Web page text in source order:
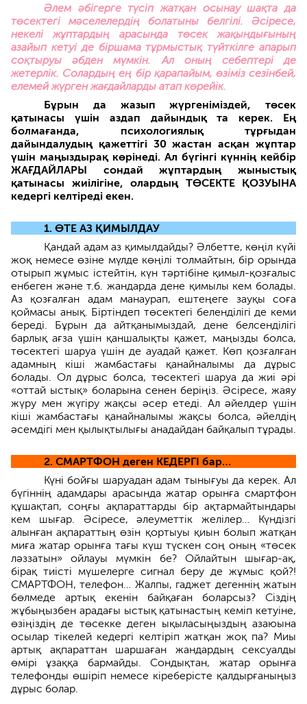
Әлем әбігерге түсіп жатқан осынау шақта да
төсектегі мәселелердің болатыны белгілі. Әсіресе,
некелі жұптардың арасында төсек жақындығының
азайып кетуі де біршама тұрмыстық түйткілге апарып
соқтыруы әбден мүмкін. Ал оның себептері де
жетерлік. Солардың ең бір қарапайым, өзіміз сезінбей,
елемей жүрген жағдайларды атап көрейік.
Бұрын да жазып жүргеніміздей, төсек
қатынасы үшін аздап дайындық та керек. Ең
болмағанда, психологиялық тұрғыдан
дайындалудың қажеттігі 30 жастан асқан жұптар
үшін маңыздырақ көрінеді. Ал бүгінгі күннің кейбір
ЖАҒДАЙЛАРЫ сондай жұптардың жыныстық
қатынасы жиілігіне, олардың ТӨСЕКТЕ ҚОЗУЫНА
кедергі келтіреді екен.
1. ӨТЕ АЗ ҚИМЫЛДАУ
Қандай адам аз қимылдайды? Әлбетте, көңіл күйі
жоқ немесе өзіне мүлде көңілі толмайтын, бір орында
отырып жұмыс істейтін, күн тәртібіне қимыл-қозғалыс
енбеген және т.б. жандарда дене қимылы кем болады.
Аз қозғалған адам манаурап, ештеңеге зауқы соға
қоймасы анық. Біртіндеп төсектегі беленділігі де кеми
береді. Бұрын да айтқанымыздай, дене белсенділігі
барлық ағза үшін қаншалықты қажет, маңызды болса,
төсектегі шаруа үшін де ауадай қажет. Көп қозғалған
адамның кіші жамбастағы қанайналымы да дұрыс
болады. Ол дұрыс болса, төсектегі шаруа да жиі әрі
«оттай ыстық» боларына сенен беріңіз. Әсіресе, жаяу
жүру мен жүгіру жақсы әсер етеді. Ал әйелдер үшін
кіші жамбастағы қанайналымы жақсы болса, әйелдің
әсемдігі мен қылықтылығы анадайдан байқалып тұрады.
2. СМАРТФОН деген КЕДЕРГІ бар…
Күні бойғы шаруадан адам тынығуы да керек. Ал
бүгіннің адамдары арасында жатар орынға смартфон
құшақтап, соңғы ақпараттарды бір ақтармайтындары
кем шығар. Әсіресе, әлеуметтік желілер… Күндізгі
алынған ақпараттың өзін қортыуы қиын болып жатқан
миға жатар орынға тағы күш түскен соң оның «төсек
ләззатын» ойлауы мүмкін бе? Ойлайтын шығар-ақ,
бірақ тиісті мүшелерге сигнал беру де жұмыс қой?!
СМАРТФОН, телефон… Жалпы, гаджет дегеннің жатын
бөлмеде артық екенін байқаған боларсыз? Сіздің
жұбыңызбен арадағы ыстық қатынастың кеміп кетуіне,
өзіңіздің де төсекке деген ықыласыңыздың азаюына
осылар тікелей кедергі келтіріп жатқан жоқ па? Миы
артық ақпараттан шаршаған жандардың сексуалды
өмірі ұзаққа бармайды. Сондықтан, жатар орынға
телефонды өшіріп немесе кіреберісте қалдырғаныңыз
дұрыс болар.